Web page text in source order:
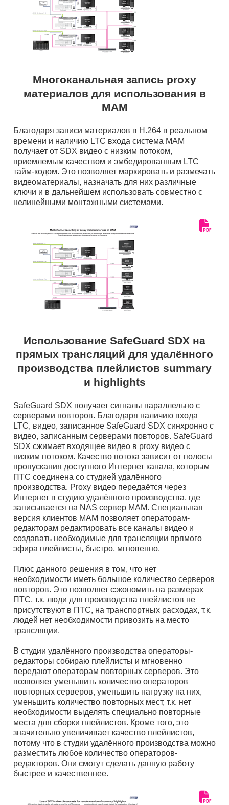
Многоканальная запись proxy
материалов для использования в
MAM
Благодаря записи материалов в H.264 в реальном
времени и наличию LTC входа система MAM
получает от SDX видео с низким потоком,
приемлемым качеством и эмбедированным LTC
тайм-кодом. Это позволяет маркировать и размечать
видеоматериалы, назначать для них различные
ключи и в дальнейшем использовать совместно с
нелинейными монтажными системами.
Использование SafeGuard SDX на
прямых трансляций для удалённого
производства плейлистов summary
и highlights
SafeGuard SDX получает сигналы параллельно с
серверами повторов. Благодаря наличию входа
LTC, видео, записанное SafeGuard SDX синхронно с
видео, записанным серверами повторов. SafeGuard
SDX сжимает входящее видео в proxy видео с
низким потоком. Качество потока зависит от полосы
пропускания доступного Интернет канала, которым
ПТС соединена со студией удалённого
производства. Proxy видео передаётся через
Интернет в студию удалённого производства, где
записывается на NAS сервер MAM. Специальная
версия клиентов MAM позволяет операторам-
редакторам редактировать все каналы видео и
создавать необходимые для трансляции прямого
эфира плейлисты, быстро, мгновенно.
Плюс данного решения в том, что нет
необходимости иметь большое количество серверов
повторов. Это позволяет сэкономить на размерах
ПТС, т.к. люди для производства плейлистов не
присутствуют в ПТС, на транспортных расходах, т.к.
людей нет необходимости привозить на место
трансляции.
В студии удалённого производства операторы-
редакторы собираю плейлисты и мгновенно
передают операторам повторных серверов. Это
позволяет уменьшить количество операторов
повторных серверов, уменьшить нагрузку на них,
уменьшить количество повторных мест, т.к. нет
необходимости выделять специально повторные
места для сборки плейлистов. Кроме того, это
значительно увеличивает качество плейлистов,
потому что в студии удалённого производства можно
разместить любое количество операторов-
редакторов. Они смогут сделать данную работу
быстрее и качественнее.